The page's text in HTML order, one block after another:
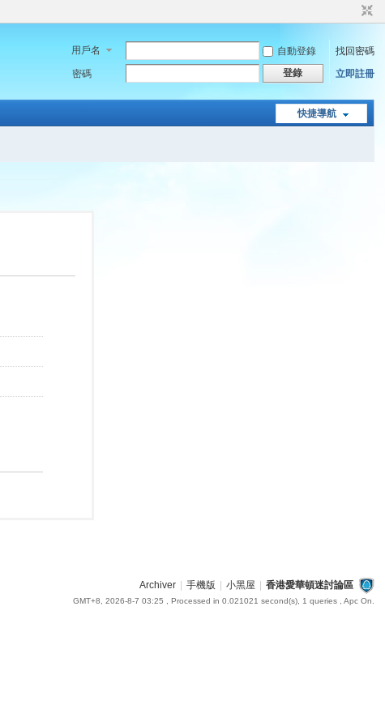
用戶名 自動登錄
找回密碼
密碼
登錄 立即註冊
快捷導航
Archiver 手機版 小黑屋 香港愛華頓迷討論區
GMT+8, 2026-8-7 03:25 , Processed in 0.021021 second(s), 1 queries , Apc On.